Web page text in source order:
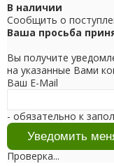
В наличии
Сообщить о
Ваша просьба
Вы получите
на указанные Вами
Ваш E-Mail
- обязательно к
Проверка...